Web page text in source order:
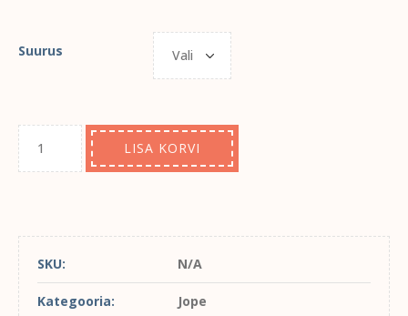
Suurus
LISA KORVI
SKU: N/A
Kategooria: Jope